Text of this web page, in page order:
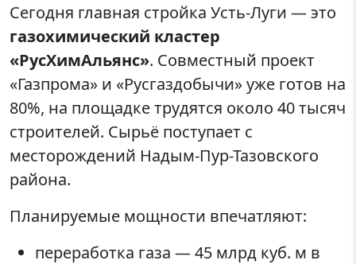
Сегодня главная стройка Усть-Луги — это
газохимический кластер
«РусХимАльянс». Совместный проект
«Газпрома» и «Русгаздобычи» уже готов на
80%, на площадке трудятся около 40 тысяч
строителей. Сырьё поступает с
месторождений Надым-Пур-Тазовского
района.
Планируемые мощности впечатляют:
переработка газа — 45 млрд куб. м в